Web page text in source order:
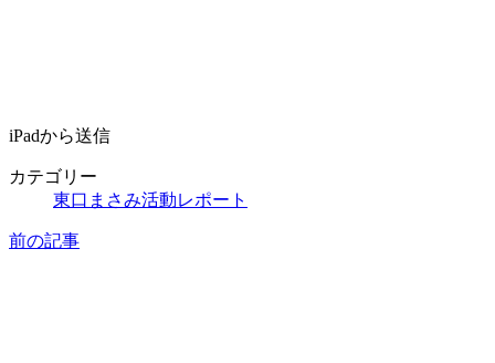
iPadから送信
カテゴリー
東口まさみ活動レポート
前の記事